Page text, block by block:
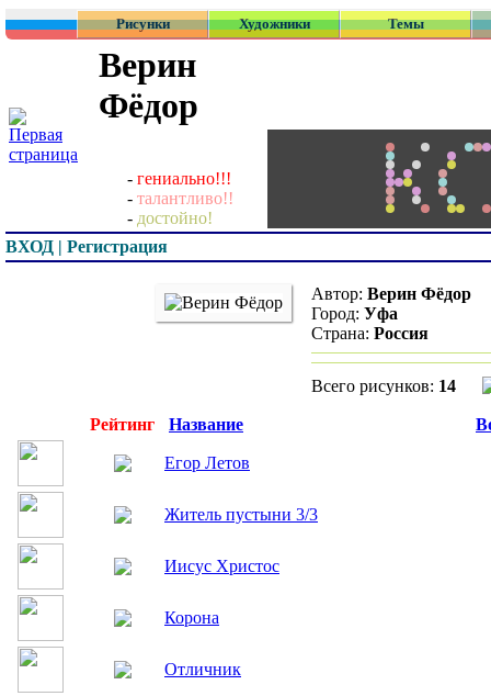
Рисунки Художники Темы
Верин
Фёдор
- гениально!!!
- талантливо!!
- достойно!
ВХОД | Регистрация
Автор:
Верин Фёдор
Город:
Уфа
Страна:Россия
Всего рисунков:14
Рейтинг Название
Егор Летов
Житель пустыни 3/3
Иисус Христос
Корона
Отличник